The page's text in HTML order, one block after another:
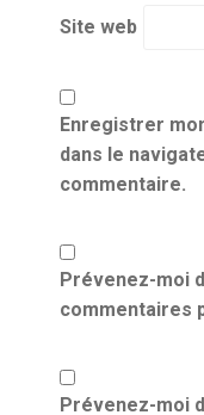
Site web
Enregistrer
dans le
commentaire.
Prévenez-moi
commentaires
Prévenez-moi